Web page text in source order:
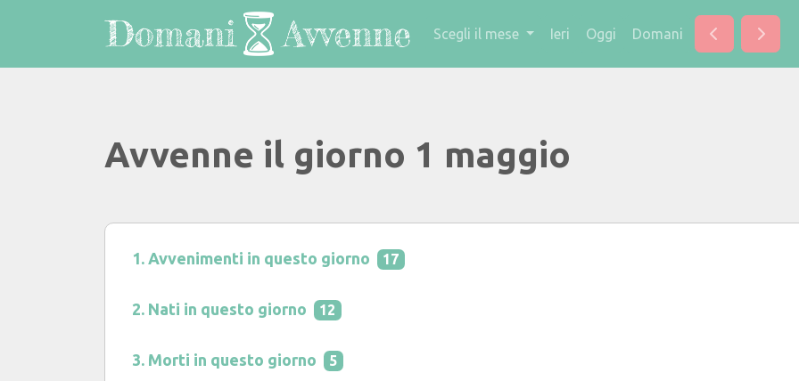
Scegli il mese Ieri Oggi Domani
Avvenne il giorno 1 maggio
Avvenimenti in questo giorno 17
Nati in questo giorno 12
Morti in questo giorno 5